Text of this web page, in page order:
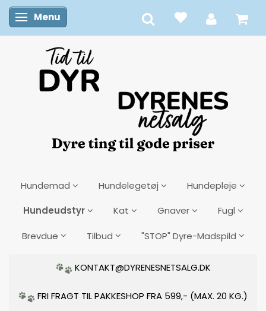
Skifte navigation
Menu
Hundemad Hundelegetøj Hundepleje
Hundeudstyr Kat Gnaver Fugl
Brevdue Tilbud "STOP" Dyre-Madspild
KONTAKT@DYRENESNETSALG.DK
FRI FRAGT TIL PAKKESHOP FRA 599,- (MAX. 20 KG.)